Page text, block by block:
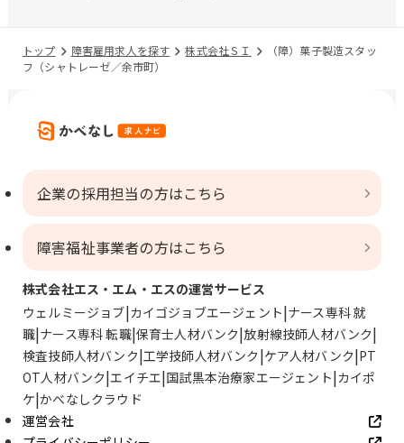
トップ 障害雇用求人を探す 株式会社ＳＩ
（障）菓子製造スタッ
フ（シャトレーゼ／余市町）
企業の採用担当の方はこちら
障害福祉事業者の方はこちら
株式会社エス・エム・エスの運営サービス
ウェルミージョブ カイゴジョブエージェント ナース専科 就
職 ナース専科 転職 保育士人材バンク 放射線技師人材バンク
検査技師人材バンク 工学技師人材バンク ケア人材バンク PT
OT人材バンク エイチエ 国試黒本治療家エージェント カイポ
ケ かべなしクラウド
運営会社